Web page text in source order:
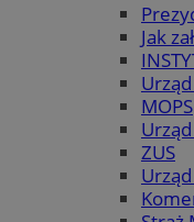
Jak
MOPS
ZUS